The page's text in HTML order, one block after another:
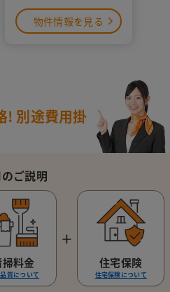
物件情報を見る
! 別途費用掛
ご説明
料金
質について
＋
住宅保険
住宅保険について